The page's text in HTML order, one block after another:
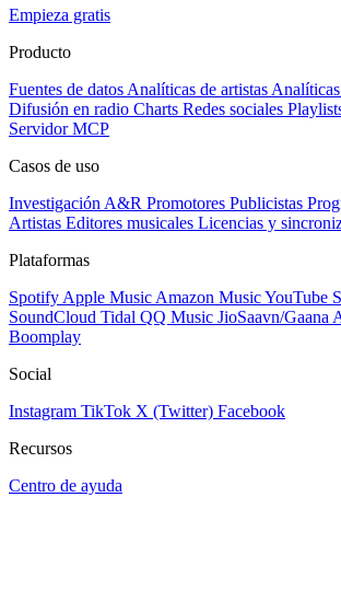
Empieza gratis
Producto
Fuentes de datos Analíticas de artistas
Difusión en radio Charts Redes sociales
Servidor MCP
Casos de uso
Investigación A&R Promotores Publicistas
Artistas Editores musicales Licencias y
Plataformas
Spotify Apple Music Amazon MusicYouTube
SoundCloud Tidal QQ Music JioSaavn/Gaana
Boomplay
Social
Instagram TikTok X (Twitter) Facebook
Recursos
Centro de ayuda